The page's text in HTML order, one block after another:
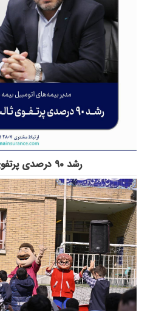
رشد ۹۰ درصدی پرتفوی ثالث در نیمه اول امسال